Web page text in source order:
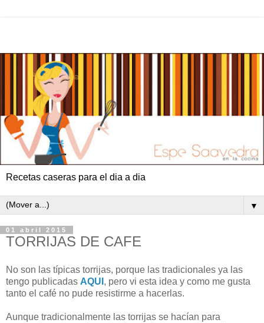
Recetas caseras para el dia a dia
▼
01 abril 2015
TORRIJAS DE CAFE
No son las típicas torrijas, porque las tradicionales ya las
tengo publicadas AQUI , pero vi esta idea y como me gusta
tanto el café no pude resistirme a hacerlas.
Aunque tradicionalmente las torrijas se hacían para